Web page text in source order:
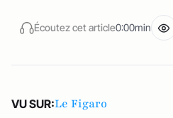
Écoutez cet article0:00min
VU SUR:Le Figaro